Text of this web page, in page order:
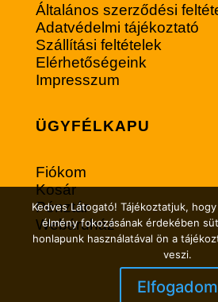
Általános szerződési
Adatvédelmi tájékoztató
Szállítási feltételek
Elérhetőségeink
Impresszum
ÜGYFÉLKAPU
Fiókom
Kosár
Pénztár
Webáruház
Kedves Látogató! Tájékoztatjuk,
élmény fokozásának érdekében
honlapunk használatával ön a
veszi.
Elfogadom